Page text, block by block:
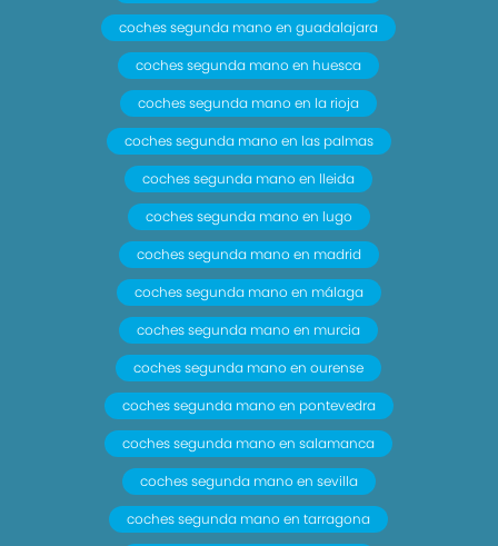
coches segunda mano en guadalajara
coches segunda mano en huesca
coches segunda mano en la rioja
coches segunda mano en las palmas
coches segunda mano en lleida
coches segunda mano en lugo
coches segunda mano en madrid
coches segunda mano en málaga
coches segunda mano en murcia
coches segunda mano en ourense
coches segunda mano en pontevedra
coches segunda mano en salamanca
coches segunda mano en sevilla
coches segunda mano en tarragona